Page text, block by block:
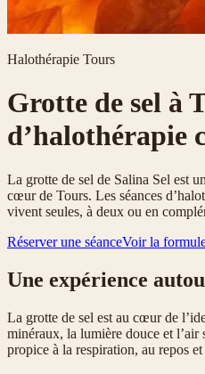
Halothérapie Tours
Grotte de sel à
d’halothérapie
La grotte de sel de Salina Sel est
cœur de Tours. Les séances
vivent seules, à deux ou en
Réserver une séanceVoir la
Une expérience
La grotte de sel est au cœur de
minéraux, la lumière douce et l’air
propice à la respiration, au repos